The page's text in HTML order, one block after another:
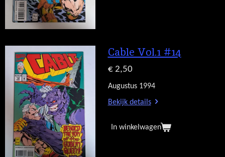
Cable Vol.1 #14
€ 2,50
Augustus 1994
Bekijk details
In winkelwagen